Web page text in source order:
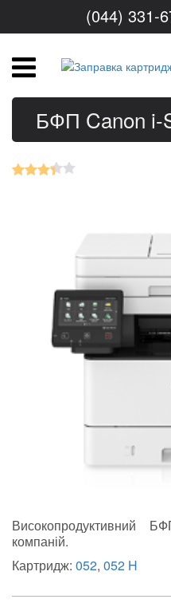
(044) 331-
БФП Canon i-
Високопродуктивний
компаній.
Картридж: 052, 052 H